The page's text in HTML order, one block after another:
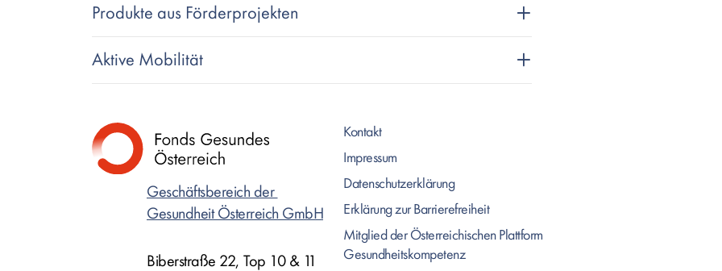
Produkte aus Förderprojekten
Aktive Mobilität
Geschäftsbereich der
Gesundheit Österreich GmbH
Biberstraße 22, Top 10 & 11
Kontakt
Impressum
Datenschutzerklärung
Erklärung zur Barrierefreiheit
Mitglied der Österreichischen Plattform
Gesundheitskompetenz